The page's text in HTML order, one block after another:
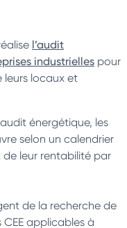
l’audit
industrielles pour
leurs locaux et
énergétique, les
selon un calendrier
leur rentabilité par
de la recherche de
applicables à